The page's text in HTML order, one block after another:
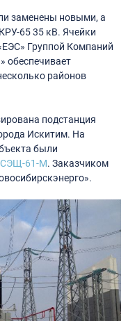
заменены новыми, а
65 35 кВ. Ячейки
Группой Компаний
обеспечивает
районов
подстанция
Искитим. На
были
СЭЩ-61-М. Заказчиком